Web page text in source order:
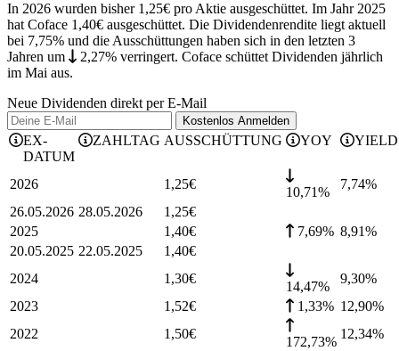
In 2026 wurden bisher 1,25€ pro Aktie ausgeschüttet. Im Jahr 2025
hat Coface 1,40€ ausgeschüttet. Die Dividendenrendite liegt aktuell
bei 7,75% und die Ausschüttungen haben sich in den letzten 3
Jahren um 2,27% verringert. Coface schüttet Dividenden jährlich
im Mai aus.
Neue Dividenden direkt per E-Mail
Kostenlos Anmelden
EX-
DATUM
ZAHLTAG AUSSCHÜTTUNG YOY YIELD
2026 1,25€
10,71%
7,74%
26.05.2026 28.05.2026 1,25€
2025
1,40€ 7,69% 8,91%
20.05.2025 22.05.2025 1,40€
2024
1,30€
14,47%
9,30%
2023
1,52€ 1,33% 12,90%
2022
1,50€
172,73%
12,34%